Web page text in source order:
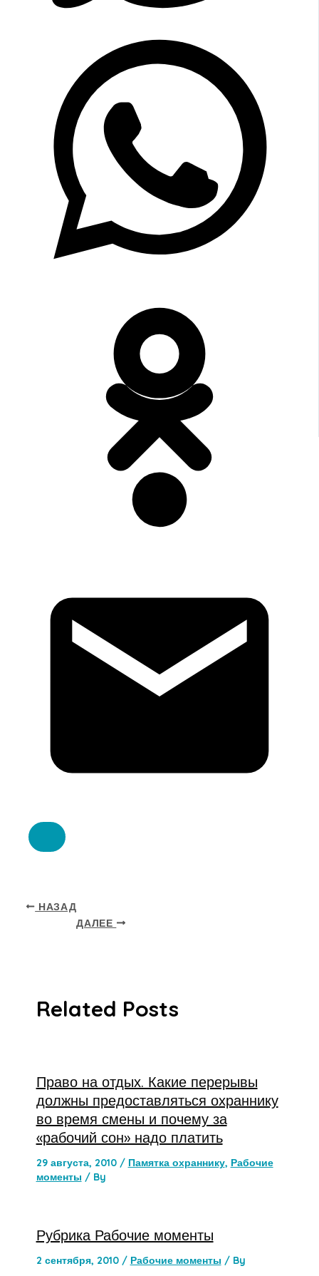
НАЗАД
ДАЛЕЕ
Related Posts
Право на отдых. Какие перерывы
должны предоставляться охраннику
во время смены и почему за
«рабочий сон» надо платить
29 августа, 2010 / Памятка охраннику, Рабочие
моменты / By
Рубрика Рабочие моменты
2 сентября, 2010 / Рабочие моменты / By